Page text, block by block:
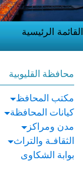
القائمة الرئيسية
محافظة القليوبية
مكتب المحافظ
كيانات المحافظة
مدن ومراكز
الثقافـة والتراث
بوابة الشكاوى